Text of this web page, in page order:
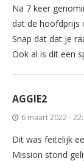
Na 7 keer
dat de hoofdprijs
Snap dat dat je
Ook al is dit een
AGGIE2
6 maart 2022 -
Dit was feitelijk
Mission stond